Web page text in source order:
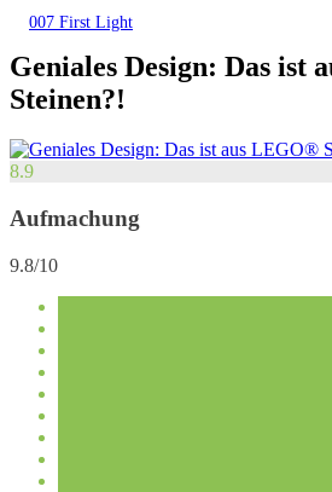
007 First Light
Geniales Design: Das ist
Steinen?!
8.9
Aufmachung
9.8/10